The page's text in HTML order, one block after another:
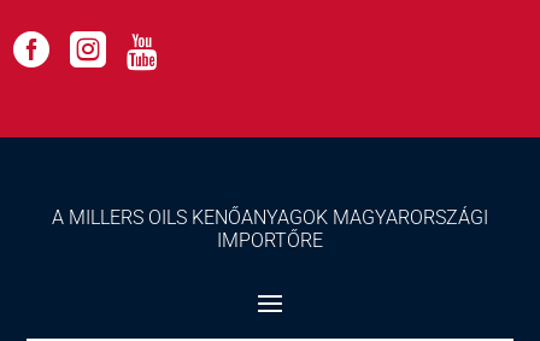
  
A MILLERS OILS KENŐANYAGOK MAGYARORSZÁGI
IMPORTŐRE